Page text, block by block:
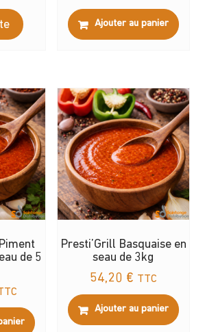
Ajouter au panier
de 5
Presti’Grill Basquaise en
seau de 3kg
54,20 € TTC
Ajouter au panier